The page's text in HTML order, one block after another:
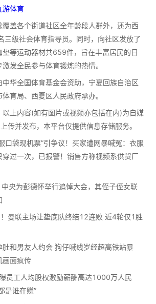
游体育
各个街道社区全年龄段人群外，还为西
三级社会体育指导员。同时，向社区发放了
垫等运动器材共659件，旨在丰富居民的日
发全民参与体育锻炼的热情。
全国体育基金会资助，宁夏回族自治区
育局、西夏区人民政府承办。
上内容(如有图片或视频亦包括在内)为自媒
传并发布，本平台仅提供信息存储服务。
袋现机票”引争议！买家遭网暴喊冤：衣服
过一次，已报警！销售方称视频系供货厂
为彭德怀举行追悼大会，其侄子侄女联
联主场让垫底队终结12连败 近4轮仅1胜
和男友人约会 狗仔喊线岁经超高铁站暴
画面疯传
工人均股权激励薪酬高达1000万人民
是谁在赚”